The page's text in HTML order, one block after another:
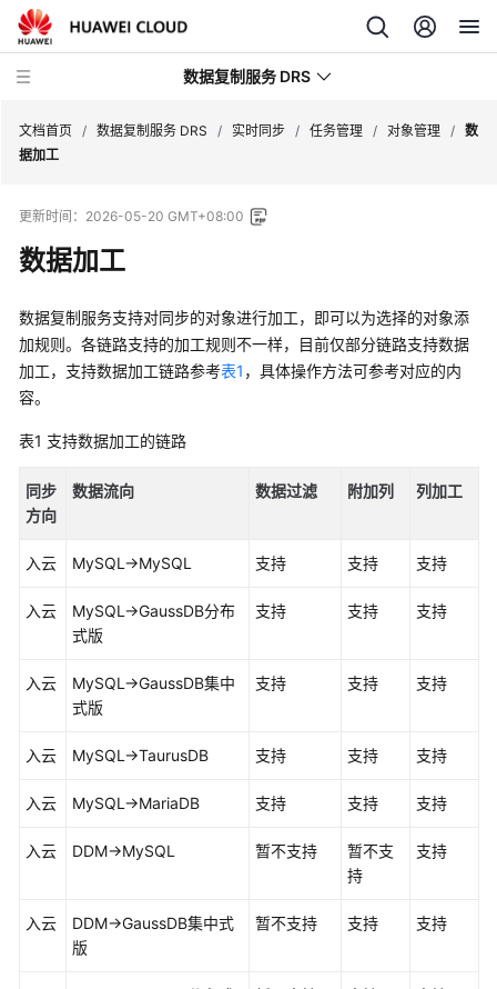
数据复制服务 DRS
新
动
态
产
品
介
计
说
明
快
入
指
备
实
文档首页 / 数据复制服务 DRS / 实时同步 / 任务管理 / 对象管理 / 数
据加工
更新时间： 2026-05-20 GMT+08:00
数据加工
数据复制服务支持对同步的对象进行加工，即可以为选择的对象添
加规则。各链路支持的加工规则不一样，目前仅部分链路支持数据
加工，支持数据加工链路参考表1 ，具体操作方法可参考对应的内
容。
表1 支持数据加工的链路
同步
方向
数据流向 数据过滤 附加列 列加工
入云 MySQL->MySQL 支持 支持 支持
入云 MySQL->GaussDB分布
式版
支持 支持 支持
入云 MySQL->GaussDB集中
式版
支持 支持 支持
入云 MySQL->TaurusDB 支持 支持 支持
入云 MySQL->MariaDB 支持 支持 支持
入云 DDM->MySQL 暂不支持
暂不支
持
支持
入云 DDM->GaussDB集中式
版
暂不支持 支持 支持